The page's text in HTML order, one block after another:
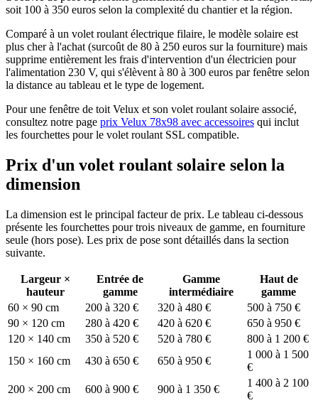
soit 100 à 350 euros selon la complexité du chantier et la région.
Comparé à un volet roulant électrique filaire, le modèle solaire est
plus cher à l'achat (surcoût de 80 à 250 euros sur la fourniture) mais
supprime entièrement les frais d'intervention d'un électricien pour
l'alimentation 230 V, qui s'élèvent à 80 à 300 euros par fenêtre selon
la distance au tableau et le type de logement.
Pour une fenêtre de toit Velux et son volet roulant solaire associé,
consultez notre page prix Velux 78x98 avec accessoires qui inclut
les fourchettes pour le volet roulant SSL compatible.
Prix d'un volet roulant solaire selon la
dimension
La dimension est le principal facteur de prix. Le tableau ci-dessous
présente les fourchettes pour trois niveaux de gamme, en fourniture
seule (hors pose). Les prix de pose sont détaillés dans la section
suivante.
Largeur ×
hauteur
Entrée de
gamme
Gamme
intermédiaire
Haut de
gamme
60 × 90 cm
200 à 320 € 320 à 480 €
500 à 750 €
90 × 120 cm
280 à 420 € 420 à 620 €
650 à 950 €
120 × 140 cm
350 à 520 € 520 à 780 €
800 à 1 200 €
150 × 160 cm
430 à 650 € 650 à 950 €
1 000 à 1 500
€
200 × 200 cm
600 à 900 € 900 à 1 350 €
1 400 à 2 100
€